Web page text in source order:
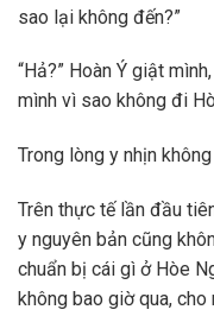
sao lại không đến?”
“Hả?” Hoàn Ý giật
mình vì sao không đi
Trong lòng y nhịn
Trên thực tế lần đầu
y nguyên bản cũng
chuẩn bị cái gì ở Hòe
không bao giờ qua,